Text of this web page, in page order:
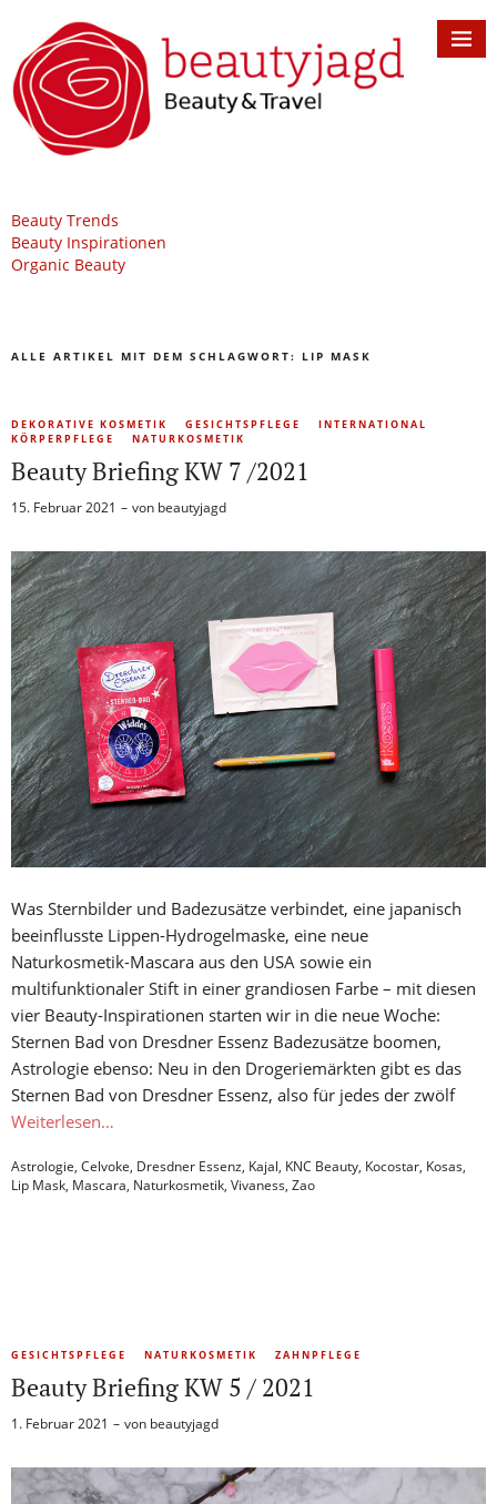
Beauty Trends
Beauty Inspirationen
Organic Beauty
ALLE ARTIKEL MIT DEM SCHLAGWORT: LIP MASK
DEKORATIVE KOSMETIK GESICHTSPFLEGE
INTERNATIONAL
KÖRPERPFLEGE
NATURKOSMETIK
Beauty Briefing KW 7 /2021
15. Februar 2021 von beautyjagd
Was Sternbilder und Badezusätze verbindet, eine japanisch
beeinflusste Lippen-Hydrogelmaske, eine neue
Naturkosmetik-Mascara aus den USA sowie ein
multifunktionaler Stift in einer grandiosen Farbe – mit diesen
vier Beauty-Inspirationen starten wir in die neue Woche:
Sternen Bad von Dresdner Essenz Badezusätze boomen,
Astrologie ebenso: Neu in den Drogeriemärkten gibt es das
Sternen Bad von Dresdner Essenz, also für jedes der zwölf
Weiterlesen…
Astrologie, Celvoke, Dresdner Essenz, Kajal, KNC Beauty, Kocostar, Kosas,
Lip Mask, Mascara, Naturkosmetik, Vivaness, Zao
GESICHTSPFLEGE NATURKOSMETIK ZAHNPFLEGE
Beauty Briefing KW 5 / 2021
1. Februar 2021 von beautyjagd